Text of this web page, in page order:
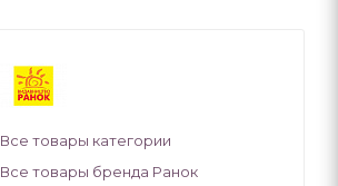
Все товары категории
Все товары бренда Ранок